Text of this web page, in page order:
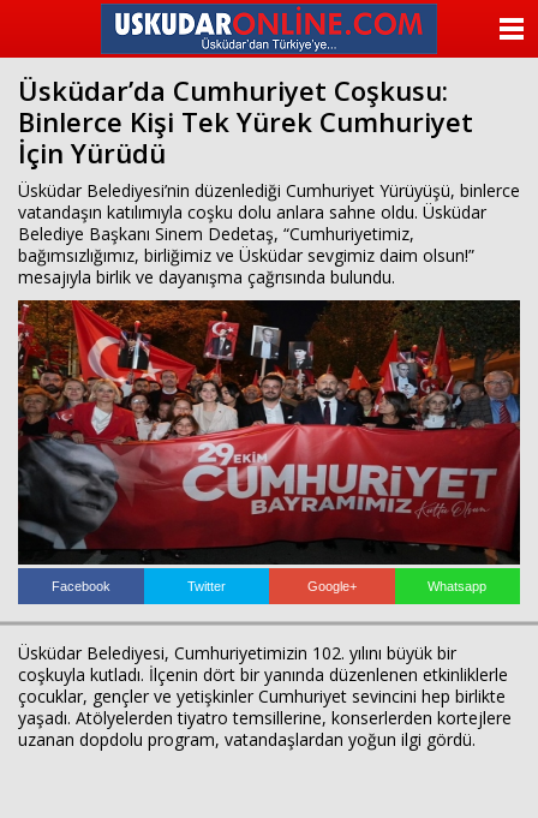
beylikdüzü
escort
beylikdüzü
escort
bayan
beylikdüzü
escort
bayan
escort
beylikdüzü
beylikdüzü
escort
Üsküdar’da Cumhuriyet Coşkusu:
Binlerce Kişi Tek Yürek Cumhuriyet
İçin Yürüdü
Üsküdar Belediyesi’nin düzenlediği Cumhuriyet Yürüyüşü, binlerce
vatandaşın katılımıyla coşku dolu anlara sahne oldu. Üsküdar
Belediye Başkanı Sinem Dedetaş, “Cumhuriyetimiz,
bağımsızlığımız, birliğimiz ve Üsküdar sevgimiz daim olsun!”
mesajıyla birlik ve dayanışma çağrısında bulundu.
Facebook Twitter Google+ Whatsapp
Üsküdar Belediyesi, Cumhuriyetimizin 102. yılını büyük bir
coşkuyla kutladı. İlçenin dört bir yanında düzenlenen etkinliklerle
çocuklar, gençler ve yetişkinler Cumhuriyet sevincini hep birlikte
yaşadı. Atölyelerden tiyatro temsillerine, konserlerden kortejlere
uzanan dopdolu program, vatandaşlardan yoğun ilgi gördü.
ANASAYFA
KATEGORİLER
ANKETLER
FOTO GALERİ
VİDEO GALERİ
KÜNYE
İLETİŞİM
Haberin Doğru Adresi.